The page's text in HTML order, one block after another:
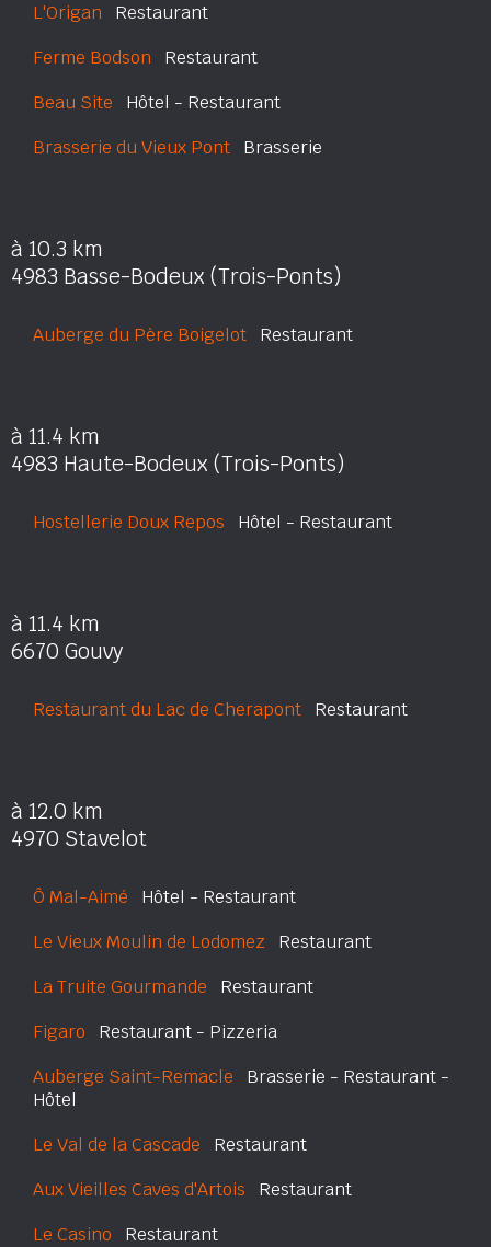
L'Origan Restaurant
Ferme Bodson Restaurant
Beau Site Hôtel - Restaurant
Brasserie du Vieux Pont Brasserie
à 10.3 km
4983 Basse-Bodeux (Trois-Ponts)
Auberge du Père Boigelot Restaurant
à 11.4 km
4983 Haute-Bodeux (Trois-Ponts)
Hostellerie Doux Repos Hôtel - Restaurant
à 11.4 km
6670 Gouvy
Restaurant du Lac de Cherapont Restaurant
à 12.0 km
4970 Stavelot
Ô Mal-Aimé Hôtel - Restaurant
Le Vieux Moulin de Lodomez Restaurant
La Truite Gourmande Restaurant
Figaro Restaurant - Pizzeria
Auberge Saint-Remacle Brasserie - Restaurant -
Hôtel
Le Val de la Cascade Restaurant
Aux Vieilles Caves d'Artois Restaurant
Le Casino Restaurant